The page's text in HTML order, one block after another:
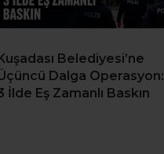
Belediyesi’ne
Dalga Operasyon:
İlde Eş Zamanlı Baskın